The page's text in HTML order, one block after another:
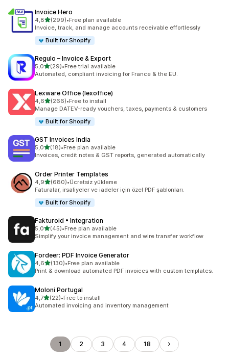
Invoice Hero
4,85 yıldız üzerinden
(299)
toplam 299 değerlendirme
•Free plan available
Invoice, track, and manage accounts receivable effortlessly
Built for Shopify
Regulo – Invoice & Export
5,05 yıldız üzerinden
(29)
toplam 29 değerlendirme
•Free trial available
Automated, compliant invoicing for France & the EU.
Lexware Office (lexoffice)
4,65 yıldız üzerinden
(266)
toplam 266 değerlendirme
•Free to install
Manage DATEV-ready vouchers, taxes, payments & customers
Built for Shopify
GST Invoices India
5,05 yıldız üzerinden
(18)
toplam 18 değerlendirme
•Free plan available
Invoices, credit notes & GST reports, generated automatically
Order Printer Templates
4,95 yıldız üzerinden
(680)
toplam 680 değerlendirme
•Ücretsiz yükleme
Faturalar, irsaliyeler ve iadeler için özel PDF şablonları.
Built for Shopify
Fakturoid • Integration
5,05 yıldız üzerinden
(45)
toplam 45 değerlendirme
•Free plan available
Simplify your invoice management and wire transfer workflow
Fordeer: PDF Invoice Generator
4,65 yıldız üzerinden
(130)
toplam 130 değerlendirme
•Free plan available
Print & download automated PDF invoices with custom templates.
Moloni Portugal
4,75 yıldız üzerinden
(22)
toplam 22 değerlendirme
•Free to install
Automated invoicing and inventory management
1 2 3 4 18